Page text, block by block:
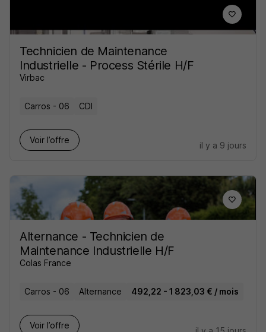
Technicien de Maintenance
Industrielle - Process Stérile H/F
Virbac
Carros - 06 CDI
Voir l’offre
il y a 9 jours
Alternance - Technicien de
Maintenance Industrielle H/F
Colas France
Carros - 06 Alternance 492,22 - 1 823,03 € / mois
Voir l’offre